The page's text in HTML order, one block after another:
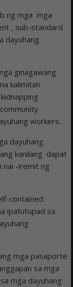
ng mga mga
, sub-standard
dayuhang
ginagawang
kalimitan
workers.
dayuhang
kanilang dapat
nai -iremit ng
contained
ipatutupad sa
mga pasaporte
sa mga
mga dayuhang